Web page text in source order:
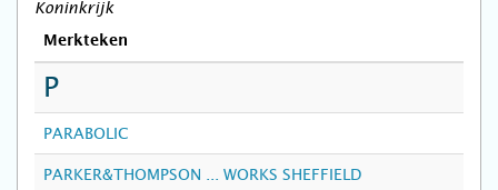
Koninkrijk
Merkteken
P
PARABOLIC
PARKER&THOMPSON ... WORKS SHEFFIELD